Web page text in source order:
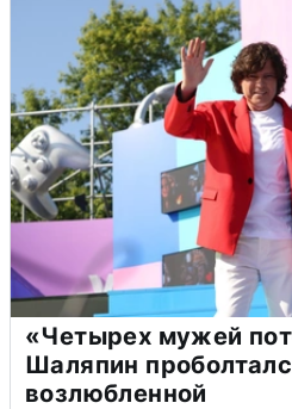
«Четырех мужей
Шаляпин
возлюбленной